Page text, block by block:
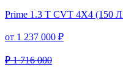
Prime 1.3 T CVT 4X4 (150
от 1 237 000 ₽
₽ 1 716 000